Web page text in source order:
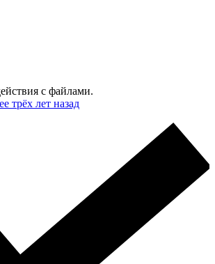
с файлами.
трёх лет назад